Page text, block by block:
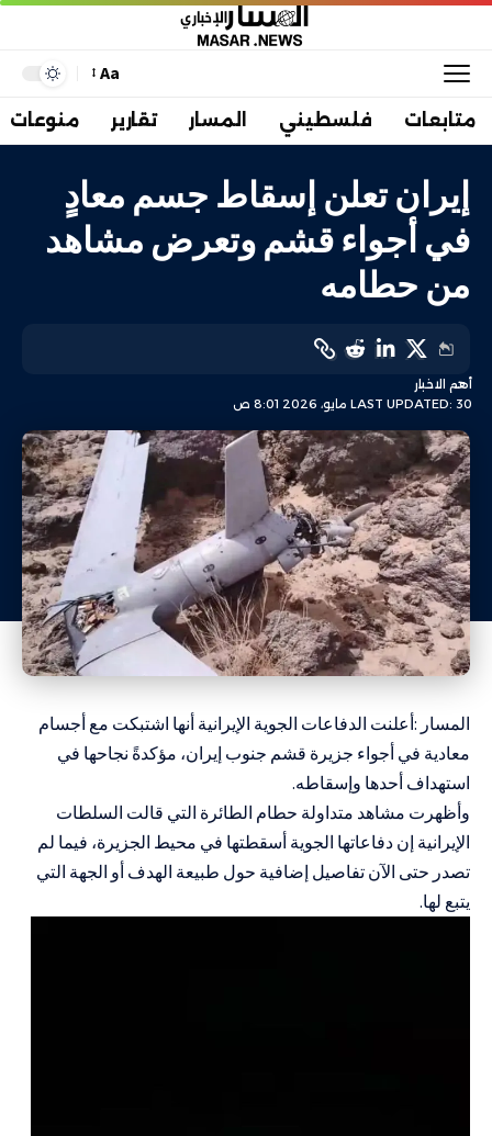
Aa
متابعات فلسطيني المسار تقارير منوعات
إيران تعلن إسقاط جسم معادٍ
في أجواء قشم وتعرض مشاهد
من حطامه
LAST UPDATED: 30 مايو، 2026 8:01 ص
أهم الاخبار
المسار :أعلنت الدفاعات الجوية الإيرانية أنها اشتبكت مع أجسام
معادية في أجواء جزيرة قشم جنوب إيران، مؤكدةً نجاحها في
استهداف أحدها وإسقاطه.
وأظهرت مشاهد متداولة حطام الطائرة التي قالت السلطات
الإيرانية إن دفاعاتها الجوية أسقطتها في محيط الجزيرة، فيما لم
تصدر حتى الآن تفاصيل إضافية حول طبيعة الهدف أو الجهة التي
يتبع لها.